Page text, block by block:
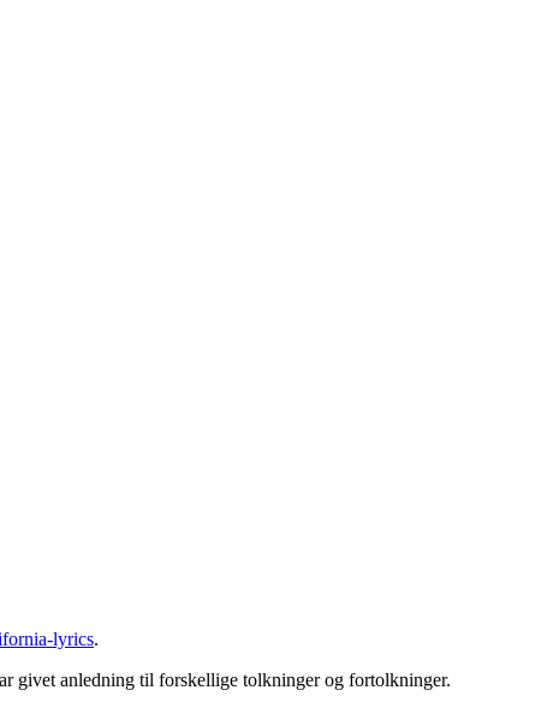
lyrics.
givet anledning til forskellige tolkninger og fortolkninger.